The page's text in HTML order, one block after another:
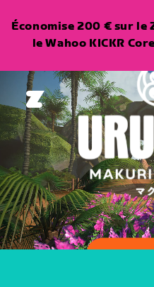
Économise 200 € sur le
le Wahoo KICKR